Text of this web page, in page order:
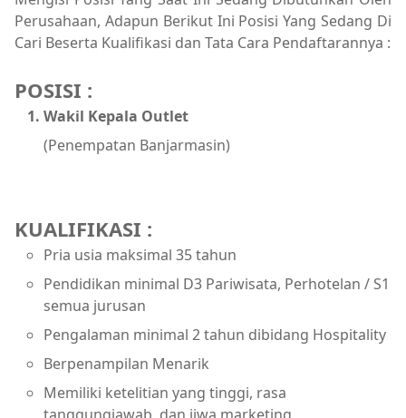
Perusahaan, Adapun Berikut Ini Posisi Yang Sedang Di
Cari Beserta Kualifikasi dan Tata Cara Pendaftarannya :
POSISI :
Wakil Kepala Outlet
(Penempatan Banjarmasin)
KUALIFIKASI :
Pria usia maksimal 35 tahun
Pendidikan minimal D3 Pariwisata, Perhotelan / S1
semua jurusan
Pengalaman minimal 2 tahun dibidang Hospitality
Berpenampilan Menarik
Memiliki ketelitian yang tinggi, rasa